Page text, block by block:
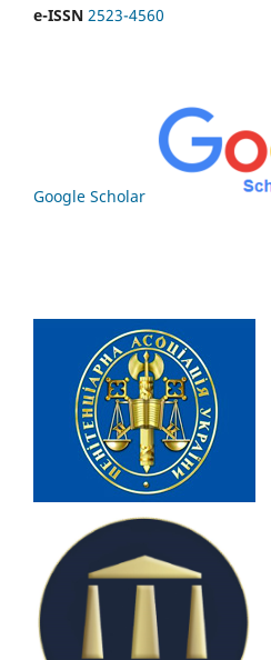
e-ISSN 2523-4560
Google Scholar